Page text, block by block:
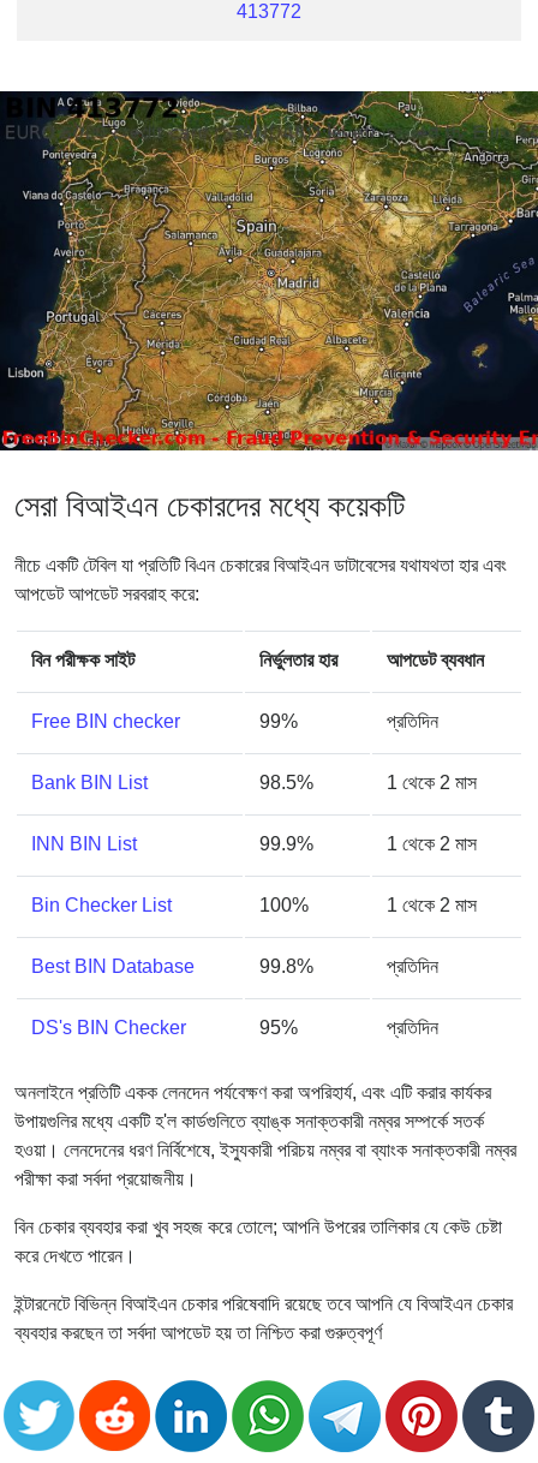
413772
সেরা বিআইএন চেকারদের মধ্যে কয়েকটি
নীচে একটি টেবিল যা প্রতিটি বিএন চেকারের বিআইএন ডাটাবেসের যথাযথতা হার এবং
আপডেট আপডেট সরবরাহ করে:
বিন পরীক্ষক সাইট নির্ভুলতার হার আপডেট ব্যবধান
Free BIN checker 99% প্রতিদিন
Bank BIN List 98.5% 1 থেকে 2 মাস
INN BIN List 99.9% 1 থেকে 2 মাস
Bin Checker List 100% 1 থেকে 2 মাস
Best BIN Database 99.8% প্রতিদিন
DS's BIN Checker 95% প্রতিদিন
অনলাইনে প্রতিটি একক লেনদেন পর্যবেক্ষণ করা অপরিহার্য, এবং এটি করার কার্যকর
উপায়গুলির মধ্যে একটি হ'ল কার্ডগুলিতে ব্যাঙ্ক সনাক্তকারী নম্বর সম্পর্কে সতর্ক
হওয়া। লেনদেনের ধরণ নির্বিশেষে, ইস্যুকারী পরিচয় নম্বর বা ব্যাংক সনাক্তকারী নম্বর
পরীক্ষা করা সর্বদা প্রয়োজনীয়।
বিন চেকার ব্যবহার করা খুব সহজ করে তোলে; আপনি উপরের তালিকার যে কেউ চেষ্টা
করে দেখতে পারেন।
ইন্টারনেটে বিভিন্ন বিআইএন চেকার পরিষেবাদি রয়েছে তবে আপনি যে বিআইএন চেকার
ব্যবহার করছেন তা সর্বদা আপডেট হয় তা নিশ্চিত করা গুরুত্বপূর্ণ